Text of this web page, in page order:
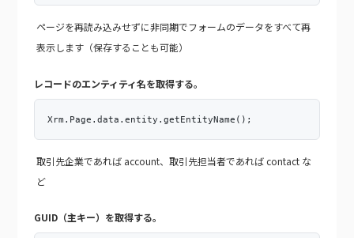
ページを再読み込みせずに非同期でフォームのデータをすべて再
表示します （保存することも可能）
レコードのエンティティ名を取得する。
Xrm.Page.data.entity.getEntityName();
取引先企業であれば account、取引先担当者であれば contact な
ど
GUID（主キー）を取得する。